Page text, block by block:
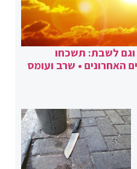
לשבת: תשכחו
האחרונים • שרב ועומס